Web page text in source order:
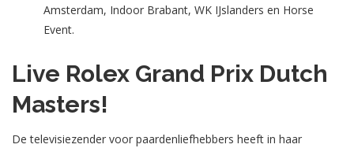
Amsterdam, Indoor Brabant, WK IJslanders en Horse
Event.
Live Rolex Grand Prix Dutch
Masters!
De televisiezender voor paardenliefhebbers heeft in haar